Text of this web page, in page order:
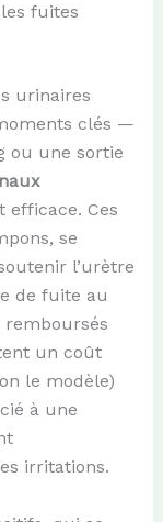
fuites
urinaires
clés —
ou une sortie
efficace. Ces
se
l’urètre
de fuite au
remboursés
un coût
le modèle)
à une
irritations.